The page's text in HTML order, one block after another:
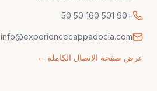
+90 501 160 50 50
info@experiencecappadocia.com
عرض صفحة الاتصال الكاملة ←